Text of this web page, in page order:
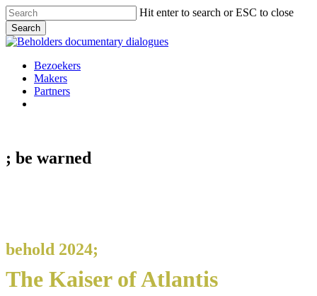
Skip
to
main
content
Hit enter to search or ESC to close
Search
Close
Menu
Bezoekers
Makers
Partners
; be warned
behold 2024;
The Kaiser of Atlantis